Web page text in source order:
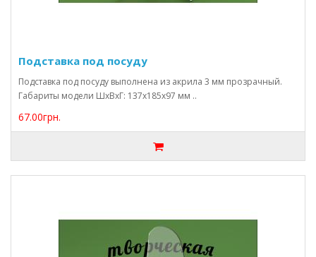
Подставка под посуду
Подставка под посуду выполнена из акрила 3 мм прозрачный.
Габариты модели ШхВхГ: 137х185х97 мм ..
67.00грн.